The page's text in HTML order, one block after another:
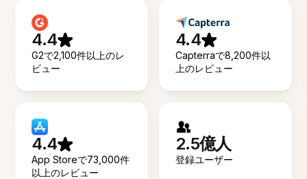
4.4
G2で2,100件以上のレ
ビュー
4.4
Capterraで8,200件以
上のレビュー
4.4
App Storeで73,000件
以上のレビュー
2.5億人
登録ユーザー